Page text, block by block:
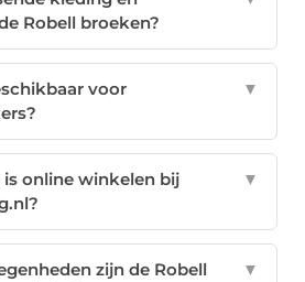
Robell broeken?
voor
▼
online winkelen bij
▼
zijn de Robell
▼